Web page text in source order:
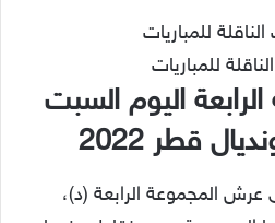
للمباريات
اليوم السبت
عرش المجموعة الرابعة (د)،